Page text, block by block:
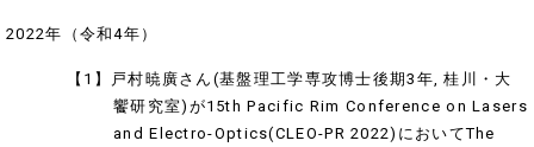
2022年（令和4年）
【1】戸村暁廣さん(基盤理工学専攻博士後期3年, 桂川・大
饗研究室)が15th Pacific Rim Conference on Lasers
and Electro-Optics(CLEO-PR 2022)においてThe